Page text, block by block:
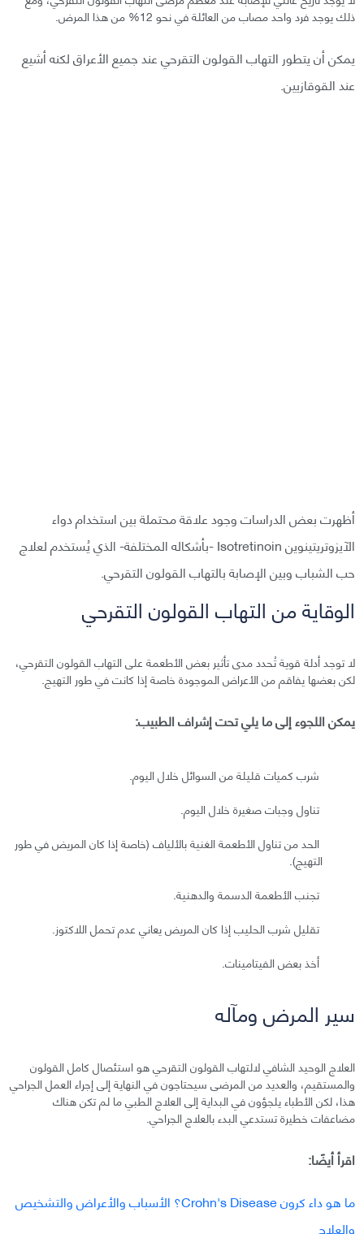
ذلك يوجد فرد واحد مصاب من العائلة في نحو 12% من هذا المرض.
يمكن أن يتطور التهاب القولون التقرحي عند جميع الأعراق لكنه أشيع
عند القوقازيين.
أظهرت بعض الدراسات وجود علاقة محتملة بين استخدام دواء
الآيزوتريتينوين Isotretinoin -بأشكاله المختلفة- الذي يُستخدم لعلاج
حب الشباب وبين الإصابة بالتهاب القولون التقرحي.
الوقاية من التهاب القولون التقرحي
لا توجد أدلة قوية تُحدد مدى تأثير بعض الأطعمة على التهاب القولون التقرحي،
لكن بعضها يفاقم من الأعراض الموجودة خاصة إذا كانت في طور التهيج.
يمكن اللجوء إلى ما يلي تحت إشراف الطبيب:
شرب كميات قليلة من السوائل خلال اليوم.
تناول وجبات صغيرة خلال اليوم.
الحد من تناول الأطعمة الغنية بالألياف (خاصة إذا كان المريض في طور
التهيج).
تجنب الأطعمة الدسمة والدهنية.
تقليل شرب الحليب إذا كان المريض يعاني عدم تحمل اللاكتوز.
أخذ بعض الفيتامينات.
سير المرض ومآله
العلاج الوحيد الشافي لالتهاب القولون التقرحي هو استئصال كامل القولون
والمستقيم، والعديد من المرضى سيحتاجون في النهاية إلى إجراء العمل الجراحي
هذا، لكن الأطباء يلجؤون في البداية إلى العلاج الطبي ما لم تكن هناك
مضاعفات خطيرة تستدعي البدء بالعلاج الجراحي.
اقرأ أيضًا:
ما هو داء كرون Crohn's Disease؟ الأسباب والأعراض والتشخيص
والعلاج